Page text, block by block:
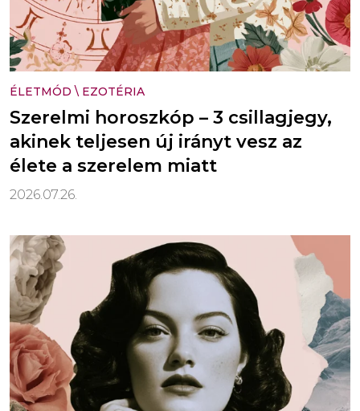
ÉLETMÓD \ EZOTÉRIA
Szerelmi horoszkóp – 3 csillagjegy,
akinek teljesen új irányt vesz az
élete a szerelem miatt
2026.07.26.